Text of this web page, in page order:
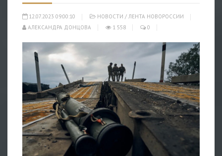
12.07.2023 09:00:10 НОВОСТИ / ЛЕНТА НОВОРОССИИ
АЛЕКСАНДРА ДОНЦОВА
1 558 0